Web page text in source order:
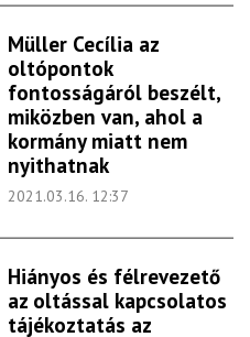
Müller Cecília az
oltópontok
fontosságáról beszélt,
miközben van, ahol a
kormány miatt nem
nyithatnak
2021.03.16. 12:37
Hiányos és félrevezető
az oltással kapcsolatos
tájékoztatás az